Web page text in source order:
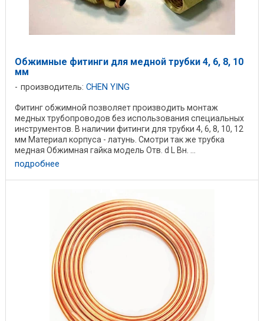
Обжимные фитинги для медной трубки 4, 6, 8, 10
мм
производитель: CHEN YING
Фитинг обжимной позволяет производить монтаж
медных трубопроводов без использования специальных
инструментов. В наличии фитинги для трубки 4, 6, 8, 10, 12
мм Материал корпуса - латунь. Смотри так же трубка
медная Обжимная гайка модель Отв. d L Вн. ...
подробнее